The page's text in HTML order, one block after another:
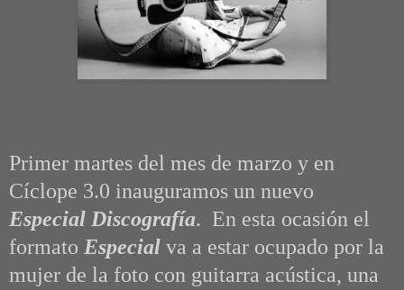
Primer martes del mes de marzo y en
Cíclope 3.0 inauguramos un nuevo
Especial Discografía. En esta ocasión el
formato Especial va a estar ocupado por la
mujer de la foto con guitarra acústica, una